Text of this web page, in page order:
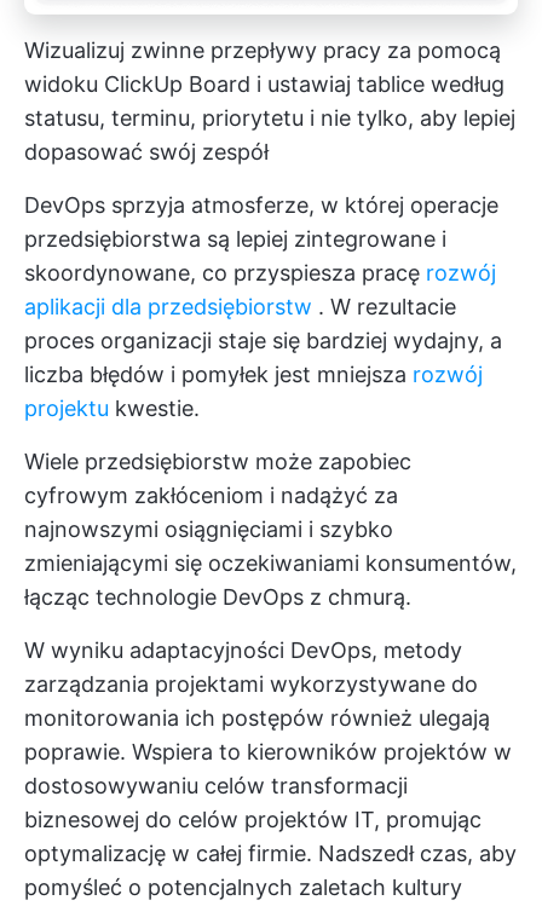
Wizualizuj zwinne przepływy pracy za pomocą
widoku ClickUp Board i ustawiaj tablice według
statusu, terminu, priorytetu i nie tylko, aby lepiej
dopasować swój zespół
DevOps sprzyja atmosferze, w której operacje
przedsiębiorstwa są lepiej zintegrowane i
skoordynowane, co przyspiesza pracę rozwój
aplikacji dla przedsiębiorstw . W rezultacie
proces organizacji staje się bardziej wydajny, a
liczba błędów i pomyłek jest mniejsza rozwój
projektu kwestie.
Wiele przedsiębiorstw może zapobiec
cyfrowym zakłóceniom i nadążyć za
najnowszymi osiągnięciami i szybko
zmieniającymi się oczekiwaniami konsumentów,
łącząc technologie DevOps z chmurą.
W wyniku adaptacyjności DevOps, metody
zarządzania projektami wykorzystywane do
monitorowania ich postępów również ulegają
poprawie. Wspiera to kierowników projektów w
dostosowywaniu celów transformacji
biznesowej do celów projektów IT, promując
optymalizację w całej firmie. Nadszedł czas, aby
pomyśleć o potencjalnych zaletach kultury